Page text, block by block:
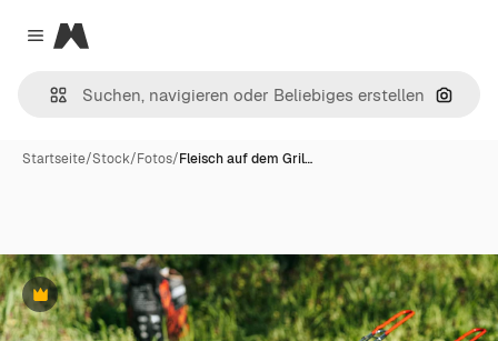
Close menu
Magnific
Nach
Startseite/Stock/Fotos/Fleisch auf dem Gril…
Premium